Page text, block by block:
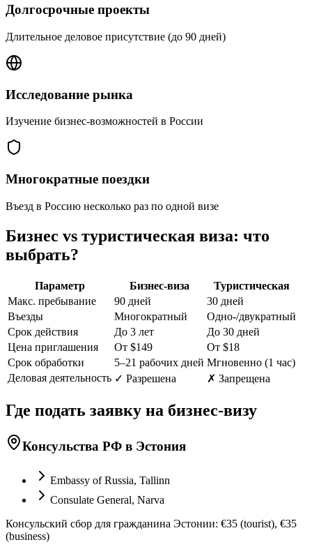
Долгосрочные проекты
Длительное деловое присутствие (до 90 дней)
Исследование рынка
Изучение бизнес-возможностей в России
Многократные поездки
Въезд в Россию несколько раз по одной визе
Бизнес vs туристическая виза: что
выбрать?
Параметр Бизнес-виза
Туристическая
Макс. пребывание
90 дней
30 дней
Въезды
Многократный
Одно-/двукратный
Срок действия
До 3 лет
До 30 дней
Цена приглашения
От $149
От $18
Срок обработки
5–21 рабочих дней Мгновенно (1 час)
Деловая деятельность ✓ Разрешена ✗ Запрещена
Где подать заявку на бизнес-визу
Консульства РФ в Эстония
Embassy of Russia, Tallinn
Consulate General, Narva
Консульский сбор для гражданина Эстонии: €35 (tourist), €35
(business)